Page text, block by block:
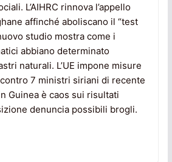
L’AIHRC rinnova l’appello
affinché aboliscano il “test
studio mostra come i
abbiano determinato
naturali. L’UE impone misure
7 ministri siriani di recente
Guinea è caos sui risultati
denuncia possibili brogli.